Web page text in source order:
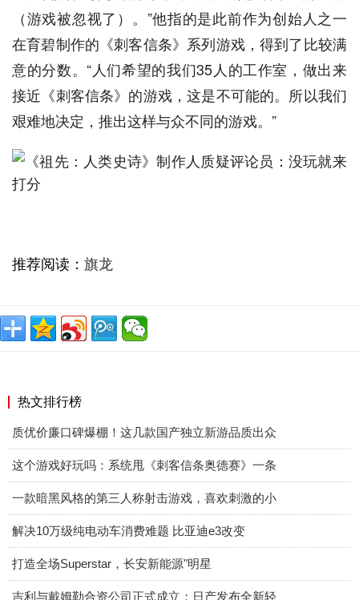
（游戏被忽视了）。”他指的是此前作为创始人之一
在育碧制作的《刺客信条》系列游戏，得到了比较满
意的分数。“人们希望的我们35人的工作室，做出来
接近《刺客信条》的游戏，这是不可能的。所以我们
艰难地决定，推出这样与众不同的游戏。”
推荐阅读： 旗龙
热文排行榜
质优价廉口碑爆棚！这几款国产独立新游品质出众
这个游戏好玩吗：系统甩《刺客信条奥德赛》一条
一款暗黑风格的第三人称射击游戏，喜欢刺激的小
解决10万级纯电动车消费难题 比亚迪e3改变
打造全场Superstar，长安新能源"明星
吉利与戴姆勒合资公司正式成立；日产发布全新轻